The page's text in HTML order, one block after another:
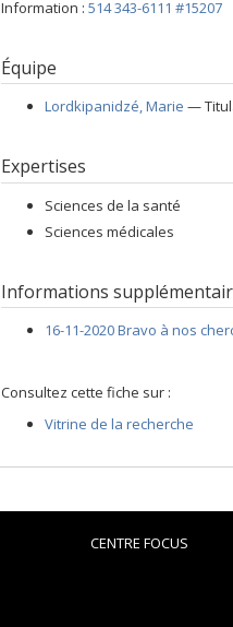
Information : 514 343-6111 #15207
Équipe
Lordkipanidzé, Marie —
Expertises
Sciences de la santé
Sciences médicales
Informations
16-11-2020 Bravo à nos
Consultez cette fiche sur :
Vitrine de la recherche
CENTRE FOCUS